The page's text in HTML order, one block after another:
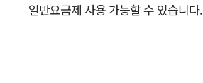
일반요금제 사용 가능할 수 있습니다.